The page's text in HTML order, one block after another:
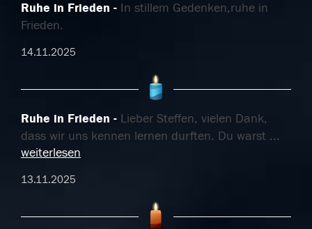
Ruhe in Frieden
In stillem Gedenken,ruhe in
Frieden.
14.11.2025
Ruhe in Frieden
Lieber Steffen, vielen Dank,
dass wir uns kennen lernen durften. Du warst ...
weiterlesen
13.11.2025